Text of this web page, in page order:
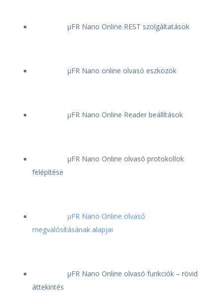
μFR Nano Online REST szolgáltatások
μFR Nano online olvasó eszközök
μFR Nano Online Reader beállítások
μFR Nano Online olvasó protokollok
felépítése
μFR Nano Online olvasó
megvalósításának alapjai
μFR Nano Online olvasó funkciók – rövid
áttekintés